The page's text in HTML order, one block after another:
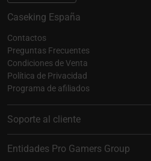
Caseking España
Contactos
Preguntas Frecuentes
Condiciones de Venta
Política de Privacidad
Programa de afiliados
Soporte al cliente
Entidades Pro Gamers Group